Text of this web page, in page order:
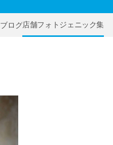
ログ店舗フォトジェニック集